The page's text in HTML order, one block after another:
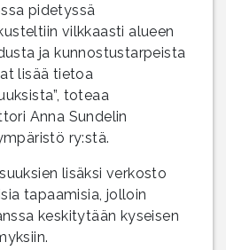
pidetyssä
vilkkaasti alueen
ja kunnostustarpeista
lisää tietoa
toteaa
Anna Sundelin
ry:stä.
lisäksi verkosto
tapaamisia, jolloin
keskitytään kyseisen